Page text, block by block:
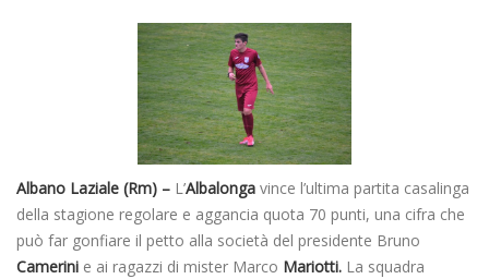
Albano Laziale (Rm) – L’Albalonga vince l’ultima partita casalinga
della stagione regolare e aggancia quota 70 punti, una cifra che
può far gonfiare il petto alla società del presidente Bruno
Camerini e ai ragazzi di mister Marco Mariotti. La squadra